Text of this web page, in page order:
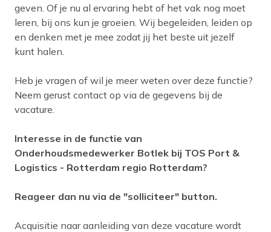
geven. Of je nu al ervaring hebt of het vak nog moet
leren, bij ons kun je groeien. Wij begeleiden, leiden op
en denken met je mee zodat jij het beste uit jezelf
kunt halen.
Heb je vragen of wil je meer weten over deze functie?
Neem gerust contact op via de gegevens bij de
vacature.
Interesse in de functie van
Onderhoudsmedewerker Botlek bij TOS Port &
Logistics - Rotterdam regio Rotterdam?
Reageer dan nu via de "solliciteer" button.
Acquisitie naar aanleiding van deze vacature wordt